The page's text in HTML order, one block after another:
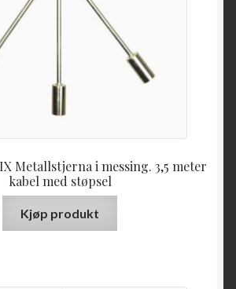
Metallstjerna i messing. 3,5 meter
kabel med støpsel
Kjøp produkt